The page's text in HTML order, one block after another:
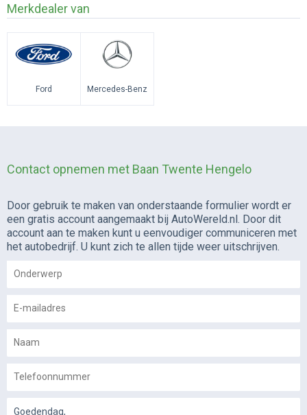
Merkdealer van
Ford Mercedes-Benz
Contact opnemen met Baan Twente Hengelo
Door gebruik te maken van onderstaande formulier wordt er
een gratis account aangemaakt bij AutoWereld.nl. Door dit
account aan te maken kunt u eenvoudiger communiceren met
het autobedrijf. U kunt zich te allen tijde weer uitschrijven.